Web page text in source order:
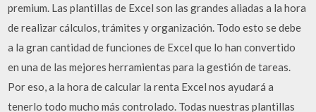
premium. Las plantillas de Excel son las grandes aliadas a la hora
de realizar cálculos, trámites y organización. Todo esto se debe
a la gran cantidad de funciones de Excel que lo han convertido
en una de las mejores herramientas para la gestión de tareas.
Por eso, a la hora de calcular la renta Excel nos ayudará a
tenerlo todo mucho más controlado. Todas nuestras plantillas